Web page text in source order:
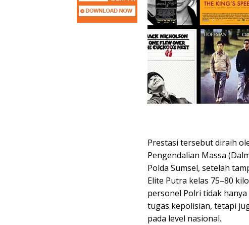
Prestasi tersebut diraih
Pengendalian Massa
Polda Sumsel, setelah
Elite Putra kelas 75–80
personel Polri tidak
tugas kepolisian, tetapi
pada level nasional.